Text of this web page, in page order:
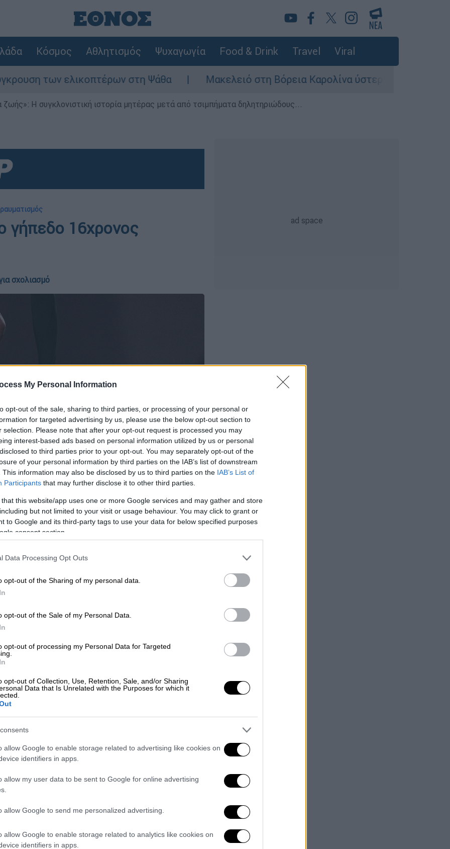
My Personal Information
opt-out of the sale, sharing to third parties, or processing of your personal or
for targeted advertising by us, please use the below opt-out section to
selection. Please note that after your opt-out request is processed you may
interest-based ads based on personal information utilized by us or personal
to third parties prior to your opt-out. You may separately opt-out of the
of your personal information by third parties on the IAB’s list of downstream
This information may also be disclosed by us to third parties on the IAB’s List of
Participants that may further disclose it to other third parties.
that this website/app uses one or more Google services and may gather and store
but not limited to your visit or usage behaviour. You may click to grant or
to Google and its third-party tags to use your data for below specified purposes
consent section.
Data Processing Opt Outs
opt-out of the Sharing of my personal data.
opt-out of the Sale of my Personal Data.
opt-out of processing my Personal Data for Targeted
opt-out of Collection, Use, Retention, Sale, and/or Sharing
Data that Is Unrelated with the Purposes for which it
allow Google to enable storage related to advertising like cookies on
identifiers in apps.
allow my user data to be sent to Google for online advertising
allow Google to send me personalized advertising.
allow Google to enable storage related to analytics like cookies on
identifiers in apps.
Κόσμος Αθλητισμός Ψυχαγωγία Food & Drink Travel Viral
των ελικοπτέρων στη Ψάθα Μακελειό στη Βόρεια Καρολίνα ύστερα από
Η συγκλονιστική ιστορία μητέρας μετά από τσιμπήματα δηλητηριώδους...
γήπεδο 16χρονος
σχολιασμό
όσοι βρέθηκαν στο γήπεδο
μετά από λιποθυμίανεαρού αθλητή
του, για τον οποίο χρειάστηκε η
περάσει η αλλαγή θα σταματήσω
ποδοσφαίρου και υπό αδιευκρίνιστες
έχασε τις αισθήσεις τουκαι έπεσε